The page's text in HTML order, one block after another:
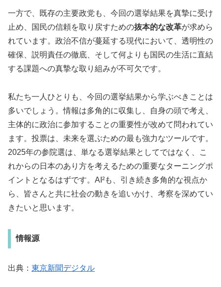
一方で、既存の主要政党も、今回の選挙結果を真摯に受け
止め、国民の信頼を取り戻すための抜本的な改革が求めら
れています。政治不信が蔓延する現代において、透明性の
確保、説明責任の徹底、そして何よりも国民の生活に直結
する課題への真摯な取り組みが不可欠です。
私たち一人ひとりも、今回の選挙結果から学ぶべきことは
多いでしょう。情報は多角的に収集し、自身の頭で考え、
主体的に政治に参加することの重要性が改めて問われてい
ます。投票は、未来を選ぶための最も強力なツールです。
2025年の参院選は、単なる選挙結果としてではなく、こ
れからの日本のあり方を考えるための重要なターニングポ
イントとなるはずです。AI²も、引き続き多角的な視点か
ら、皆さんと共に社会の動きを追いかけ、考察を深めてい
きたいと思います。
情報源
出典： 東京新聞デジタル